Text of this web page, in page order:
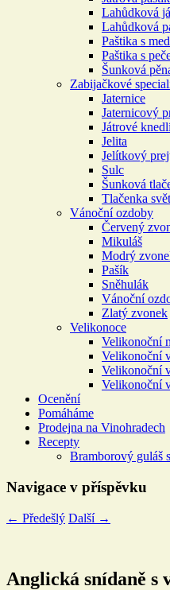
Lahůdková
Lahůdková
Paštika s
Paštika s
Šunková
Zabijačkové
Jaternice
Jaternicový
Játrové
Jelita
Jelítkový
Sulc
Šunková
Tlačenka
Vánoční ozdoby
Červený
Mikuláš
Modrý
Pašík
Sněhulák
Vánoční
Zlatý zvonek
Velikonoce
Velikonoční
Velikonoční
Velikonoční
Velikonoční
Ocenění
Pomáháme
Prodejna na Vinohradech
Recepty
Bramborový guláš
Navigace v příspěvku
← Předešlý Další →
Anglická snídaně s